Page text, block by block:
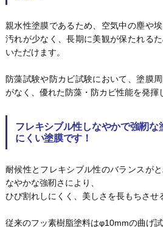
親水性塗膜であるため、空気中の塵や
汚れが少なく、長期に美観が保たれる
いただけます。
防藻試験や防カビ試験において、塗膜
がなく、優れた防藻・防カビ性能を発揮
フレキシブル性しなやかで強靭な
にくい塗膜です！
耐候性とフレキシブル性のバランスが
なやかな強靭さにより、
ひび割れしにくく、美しさを長もちさせ
従来のフッ素樹脂塗料はφ10mmの曲げ